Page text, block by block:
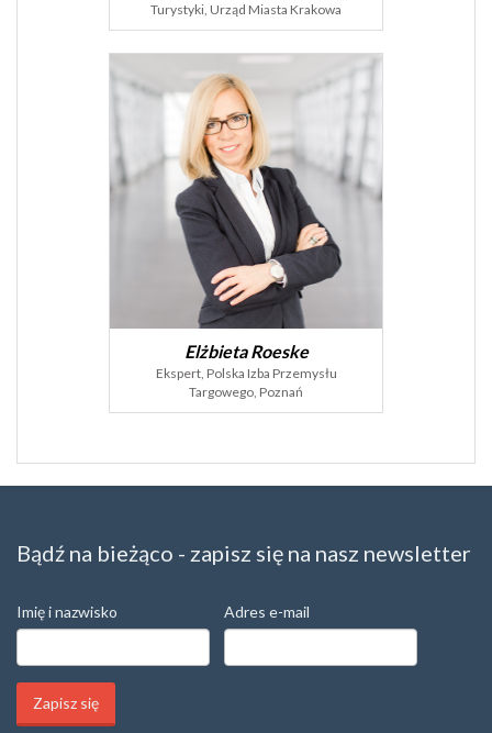
Turystyki, Urząd Miasta Krakowa
Elżbieta Roeske
Ekspert, Polska Izba Przemysłu
Targowego, Poznań
Bądź na bieżąco - zapisz się na nasz newsletter
Imię i nazwisko Adres e-mail